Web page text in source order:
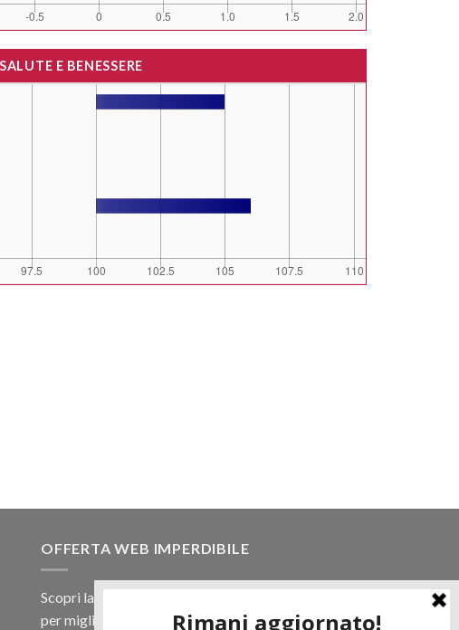
SALUTE E BENESSERE
OFFERTA WEB IMPERDIBILE
Scopri la nostra offerta web! Un prezzo mai visto,
per migliaia di prodotti.